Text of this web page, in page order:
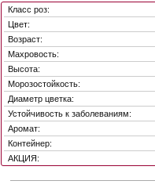
Класс роз:
Цвет:
Возраст:
Махровость:
Высота:
Морозостойкость:
Диаметр цветка:
Устойчивость к заболеваниям:
Аромат:
Контейнер:
АКЦИЯ: